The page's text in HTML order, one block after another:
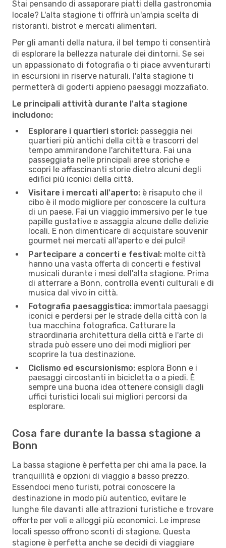
Stai pensando di assaporare piatti della gastronomia
locale? L'alta stagione ti offrirà un'ampia scelta di
ristoranti, bistrot e mercati alimentari.
Per gli amanti della natura, il bel tempo ti consentirà
di esplorare la bellezza naturale dei dintorni. Se sei
un appassionato di fotografia o ti piace avventurarti
in escursioni in riserve naturali, l'alta stagione ti
permetterà di goderti appieno paesaggi mozzafiato.
Le principali attività durante l'alta stagione
includono:
Esplorare i quartieri storici: passeggia nei
quartieri più antichi della città e trascorri del
tempo ammirandone l'architettura. Fai una
passeggiata nelle principali aree storiche e
scopri le affascinanti storie dietro alcuni degli
edifici più iconici della città.
Visitare i mercati all'aperto: è risaputo che il
cibo è il modo migliore per conoscere la cultura
di un paese. Fai un viaggio immersivo per le tue
papille gustative e assaggia alcune delle delizie
locali. E non dimenticare di acquistare souvenir
gourmet nei mercati all'aperto e dei pulci!
Partecipare a concerti e festival: molte città
hanno una vasta offerta di concerti e festival
musicali durante i mesi dell'alta stagione. Prima
di atterrare a Bonn, controlla eventi culturali e di
musica dal vivo in città.
Fotografia paesaggistica: immortala paesaggi
iconici e perdersi per le strade della città con la
tua macchina fotografica. Catturare la
straordinaria architettura della città e l'arte di
strada può essere uno dei modi migliori per
scoprire la tua destinazione.
Ciclismo ed escursionismo: esplora Bonn e i
paesaggi circostanti in bicicletta o a piedi. È
sempre una buona idea ottenere consigli dagli
uffici turistici locali sui migliori percorsi da
esplorare.
Cosa fare durante la bassa stagione a
Bonn
La bassa stagione è perfetta per chi ama la pace, la
tranquillità e opzioni di viaggio a basso prezzo.
Essendoci meno turisti, potrai conoscere la
destinazione in modo più autentico, evitare le
lunghe file davanti alle attrazioni turistiche e trovare
offerte per voli e alloggi più economici. Le imprese
locali spesso offrono sconti di stagione. Questa
stagione è perfetta anche se decidi di viaggiare